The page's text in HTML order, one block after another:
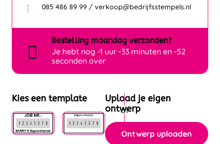
085 486 89 99 / verkoop@bedrijfsstempels.nl
Bestelling maandag verzonden?
Je hebt nog -1 uur -33 minuten en -52
seconden over
Kies een template
Upload je eigen
ontwerp
Ontwerp uploaden